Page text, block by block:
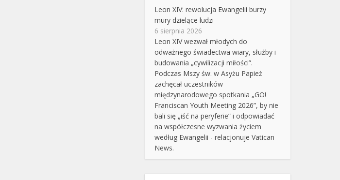
Leon XIV: rewolucja Ewangelii burzy
mury dzielące ludzi
6 sierpnia 2026
Leon XIV wezwał młodych do
odważnego świadectwa wiary, służby i
budowania „cywilizacji miłości”.
Podczas Mszy św. w Asyżu Papież
zachęcał uczestników
międzynarodowego spotkania „GO!
Franciscan Youth Meeting 2026”, by nie
bali się „iść na peryferie” i odpowiadać
na współczesne wyzwania życiem
według Ewangelii - relacjonuje Vatican
News.